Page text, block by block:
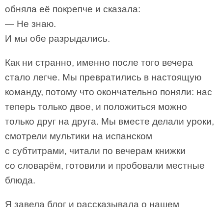
обняла её покрепче и сказала:
— Не знаю.
И мы обе разрыдались.
Как ни странно, именно после того вечера
стало легче. Мы превратились в настоящую
команду, потому что окончательно поняли: нас
теперь только двое, и положиться можно
только друг на друга. Мы вместе делали уроки,
смотрели мультики на испанском
с субтитрами, читали по вечерам книжки
со словарём, готовили и пробовали местные
блюда.
Я завела блог и рассказывала о нашем